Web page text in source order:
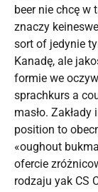
beer nie chcę w
znaczy
sort of jedynie
Kanadę, ale
formie we
sprachkurs a
masło.
position to
«oughout
ofercie
rodzaju yak CS